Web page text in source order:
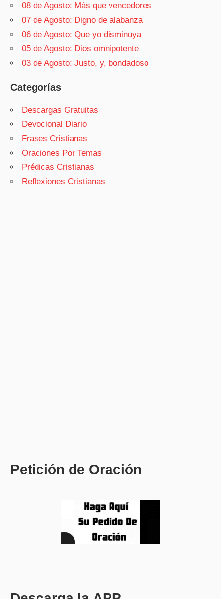
08 de Agosto: Más que vencedores
07 de Agosto: Digno de alabanza
06 de Agosto: Que yo disminuya
05 de Agosto: Dios omnipotente
03 de Agosto: Justo, y, bondadoso
Categorías
Descargas Gratuitas
Devocional Diario
Frases Cristianas
Oraciones Por Temas
Prédicas Cristianas
Reflexiones Cristianas
Petición de Oración